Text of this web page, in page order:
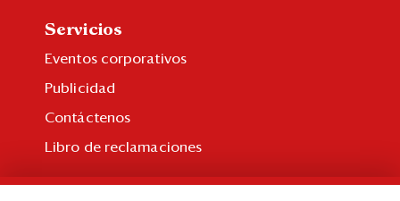
Servicios
Eventos corporativos
Publicidad
Contáctenos
Libro de reclamaciones